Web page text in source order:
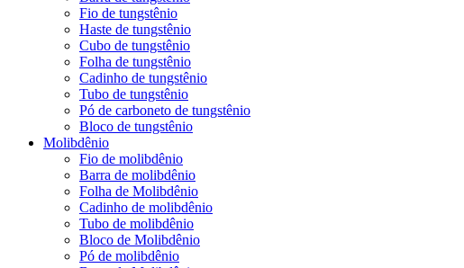
Fio de tungstênio
Haste de tungstênio
Cubo de tungstênio
Folha de tungstênio
Cadinho de tungstênio
Tubo de tungstênio
Pó de carboneto de tungstênio
Bloco de tungstênio
Molibdênio
Fio de molibdênio
Barra de molibdênio
Folha de Molibdênio
Cadinho de molibdênio
Tubo de molibdênio
Bloco de Molibdênio
Pó de molibdênio